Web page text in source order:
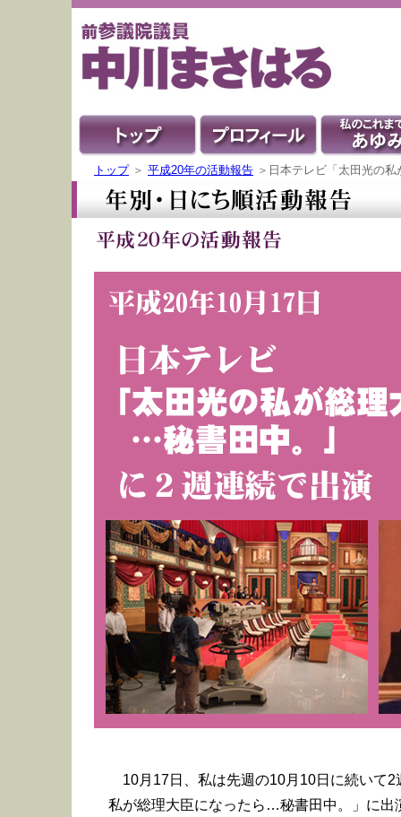
トップ＞ 平成20年の活動報告 ＞日本テレビ「太田光の
10月17日、私は先週の10月10日に続いて2
私が総理大臣になったら…秘書田中。」に出